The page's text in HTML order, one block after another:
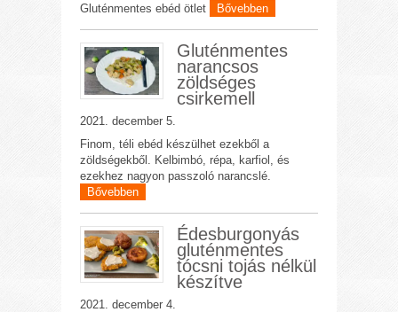
Gluténmentes ebéd ötlet
Bővebben
Gluténmentes
narancsos
zöldséges
csirkemell
2021. december 5.
Finom, téli ebéd készülhet ezekből a
zöldségekből. Kelbimbó, répa, karfiol, és
ezekhez nagyon passzoló narancslé.
Bővebben
Édesburgonyás
gluténmentes
tócsni tojás nélkül
készítve
2021. december 4.